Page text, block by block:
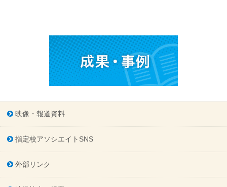
映像・報道資料
指定校アソシエイトSNS
外部リンク